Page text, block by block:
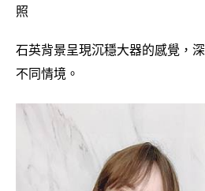
照
石英背景呈現沉穩大器的感覺，
不同情境。